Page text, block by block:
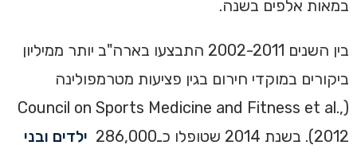
במאות אלפים בשנה.
בין השנים 2002-2011 התבצעו בארה"ב יותר ממיליון
ביקורים במוקדי חירום בגין פציעות מטרמפולינה
(Council on Sports Medicine and Fitness et al.,
2012). בשנת 2014 שטופלו כـ286,000
ילדים ובני